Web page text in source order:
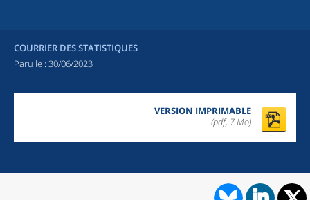
COURRIER DES STATISTIQUES
Paru le : 30/06/2023
VERSION IMPRIMABLE
(pdf, 7 Mo)